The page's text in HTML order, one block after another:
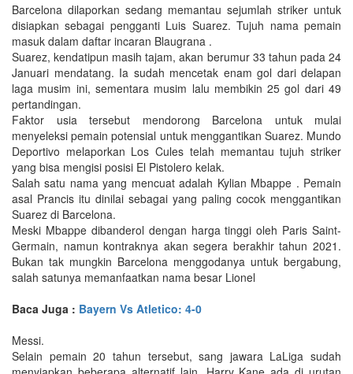
Barcelona dilaporkan sedang memantau sejumlah striker untuk
disiapkan sebagai pengganti Luis Suarez. Tujuh nama pemain
masuk dalam daftar incaran Blaugrana .
Suarez, kendatipun masih tajam, akan berumur 33 tahun pada 24
Januari mendatang. Ia sudah mencetak enam gol dari delapan
laga musim ini, sementara musim lalu membikin 25 gol dari 49
pertandingan.
Faktor usia tersebut mendorong Barcelona untuk mulai
menyeleksi pemain potensial untuk menggantikan Suarez. Mundo
Deportivo melaporkan Los Cules telah memantau tujuh striker
yang bisa mengisi posisi El Pistolero kelak.
Salah satu nama yang mencuat adalah Kylian Mbappe . Pemain
asal Prancis itu dinilai sebagai yang paling cocok menggantikan
Suarez di Barcelona.
Meski Mbappe dibanderol dengan harga tinggi oleh Paris Saint-
Germain, namun kontraknya akan segera berakhir tahun 2021.
Bukan tak mungkin Barcelona menggodanya untuk bergabung,
salah satunya memanfaatkan nama besar Lionel
Baca Juga : Bayern Vs Atletico: 4-0
Messi.
Selain pemain 20 tahun tersebut, sang jawara LaLiga sudah